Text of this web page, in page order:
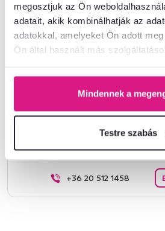
megosztjuk az Ön
adatait, akik kombinálhatják az
adatokkal, amelyeket Ön adott
Ön által használt más
Mindennek a
Testre szabás
Alapparaméterek
Méretek és specifikációk
Nem találta meg a
Vegye fel velünk a kapcsolatot,
+36 20 512 1458